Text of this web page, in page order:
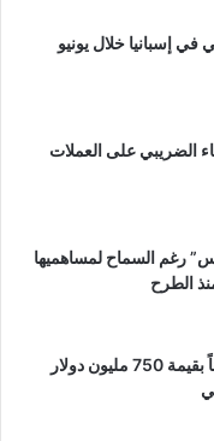
في إسبانيا خلال يونيو
الضريبي على العملات
رغم السماح لمساهميها
الطرح
البنك الدولي يقدم ضماناً بقيمة 750 مليون دولار